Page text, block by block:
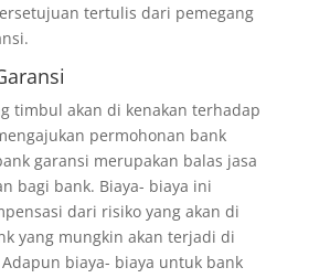
tertulis dari pemegang
timbul akan di kenakan terhadap
permohonan bank
garansi merupakan balas jasa
bagi bank. Biaya- biaya ini
dari risiko yang akan di
yang mungkin akan terjadi di
biaya- biaya untuk bank